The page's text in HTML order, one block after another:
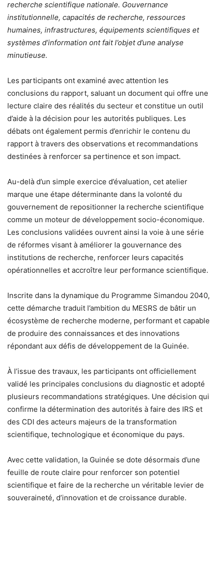
recherche scientifique nationale. Gouvernance
institutionnelle, capacités de recherche, ressources
humaines, infrastructures, équipements scientifiques et
systèmes d’information ont fait l’objet d’une analyse
minutieuse.
Les participants ont examiné avec attention les
conclusions du rapport, saluant un document qui offre une
lecture claire des réalités du secteur et constitue un outil
d’aide à la décision pour les autorités publiques. Les
débats ont également permis d’enrichir le contenu du
rapport à travers des observations et recommandations
destinées à renforcer sa pertinence et son impact.
Au-delà d’un simple exercice d’évaluation, cet atelier
marque une étape déterminante dans la volonté du
gouvernement de repositionner la recherche scientifique
comme un moteur de développement socio-économique.
Les conclusions validées ouvrent ainsi la voie à une série
de réformes visant à améliorer la gouvernance des
institutions de recherche, renforcer leurs capacités
opérationnelles et accroître leur performance scientifique.
Inscrite dans la dynamique du Programme Simandou 2040,
cette démarche traduit l’ambition du MESRS de bâtir un
écosystème de recherche moderne, performant et capable
de produire des connaissances et des innovations
répondant aux défis de développement de la Guinée.
À l’issue des travaux, les participants ont officiellement
validé les principales conclusions du diagnostic et adopté
plusieurs recommandations stratégiques. Une décision qui
confirme la détermination des autorités à faire des IRS et
des CDI des acteurs majeurs de la transformation
scientifique, technologique et économique du pays.
Avec cette validation, la Guinée se dote désormais d’une
feuille de route claire pour renforcer son potentiel
scientifique et faire de la recherche un véritable levier de
souveraineté, d’innovation et de croissance durable.